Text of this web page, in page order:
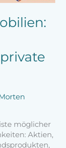
möglicher
Aktien,